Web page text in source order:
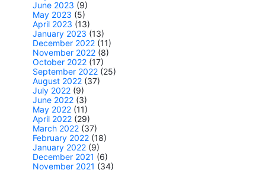
June 2023 (9)
May 2023 (5)
April 2023 (13)
January 2023 (13)
December 2022 (11)
November 2022 (8)
October 2022 (17)
September 2022 (25)
August 2022 (37)
July 2022 (9)
June 2022 (3)
May 2022 (11)
April 2022 (29)
March 2022 (37)
February 2022 (18)
January 2022 (9)
December 2021 (6)
November 2021 (34)